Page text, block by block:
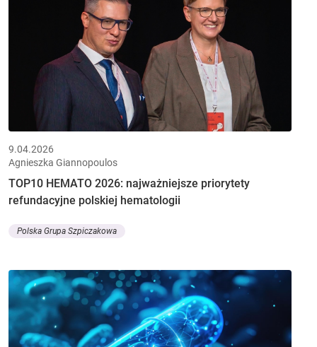
9.04.2026
Agnieszka Giannopoulos
TOP10 HEMATO 2026: najważniejsze priorytety
refundacyjne polskiej hematologii
Polska Grupa Szpiczakowa